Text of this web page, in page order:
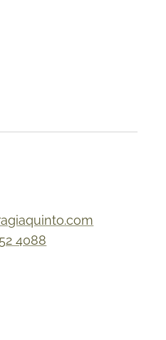
4088